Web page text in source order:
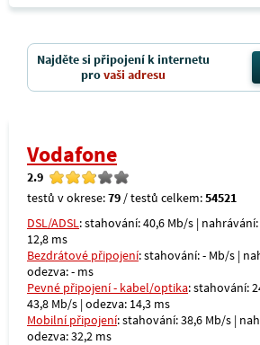
Najděte si připojení k internetu
provaši adresu
Vodafone
2.9
testů v okrese:79 / testů celkem:54521
DSL/ADSL: stahování: 40,6 Mb/s |
12,8 ms
Bezdrátové připojení: stahování: - Mb/s |
odezva: - ms
Pevné připojení - kabel/optika: stahování:
43,8 Mb/s | odezva: 14,3 ms
Mobilní připojení: stahování: 38,6 Mb/s |
odezva: 32,2 ms